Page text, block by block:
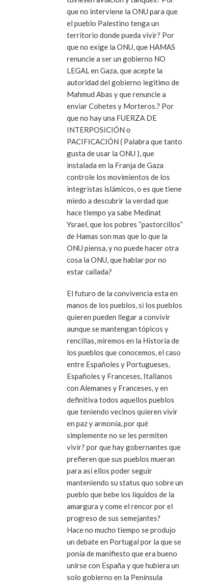
que no interviene la ONU para que
el pueblo Palestino tenga un
territorio donde pueda vivir? Por
que no exige la ONU, que HAMAS
renuncie a ser un gobierno NO
LEGAL en Gaza, que acepte la
autoridad del gobierno legitimo de
Mahmud Abas y que renuncie a
enviar Cohetes y Morteros.? Por
que no hay una FUERZA DE
INTERPOSICIÓN o
PACIFICACIÓN ( Palabra que tanto
gusta de usar la ONU ), que
instalada en la Franja de Gaza
controle los movimientos de los
integristas islámicos, o es que tiene
miedo a descubrir la verdad que
hace tiempo ya sabe Medinat
Ysrael, que los pobres “pastorcillos”
de Hamas son mas que lo que la
ONU piensa, y no puede hacer otra
cosa la ONU, que hablar por no
estar callada?
El futuro de la convivencia esta en
manos de los pueblos, si los pueblos
quieren pueden llegar a convivir
aunque se mantengan tópicos y
rencillas, miremos en la Historia de
los pueblos que conocemos, el caso
entre Españoles y Portugueses,
Españoles y Franceses, Italianos
con Alemanes y Franceses, y en
definitiva todos aquellos pueblos
que teniendo vecinos quieren vivir
en paz y armonía, por qué
simplemente no se les permiten
vivir? por que hay gobernantes que
prefieren que sus pueblos mueran
para así ellos poder seguir
manteniendo su status quo sobre un
pueblo que bebe los líquidos de la
amargura y come el rencor por el
progreso de sus semejantes?
Hace no mucho tiempo se produjo
un debate en Portugal por la que se
ponía de manifiesto que era bueno
unirse con España y que hubiera un
solo gobierno en la Península